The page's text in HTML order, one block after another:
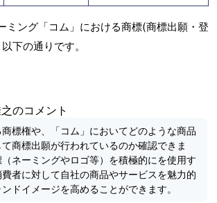
ミング「コム」における商標(商標出願・登
下の通りです。
のコメント
商標権や、「コム」においてどのような商品
商標出願が行われているのか確認できま
ネーミングやロゴ等）を積極的にを使用す
者に対して自社の商品やサービスを魅力的
ドイメージを高めることができます。